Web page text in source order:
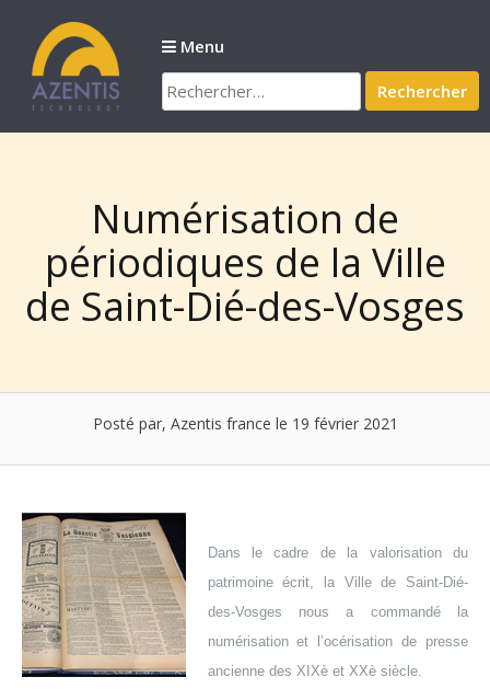
contenu
Menu
Rechercher :
Numérisation de
périodiques de la Ville
de Saint-Dié-des-Vosges
Posté par, Azentis france le 19 février 2021
Dans le cadre de la valorisation du
patrimoine écrit, la Ville de Saint-Dié-
des-Vosges nous a commandé la
numérisation et l’océrisation de presse
ancienne des XIXè et XXè siècle.